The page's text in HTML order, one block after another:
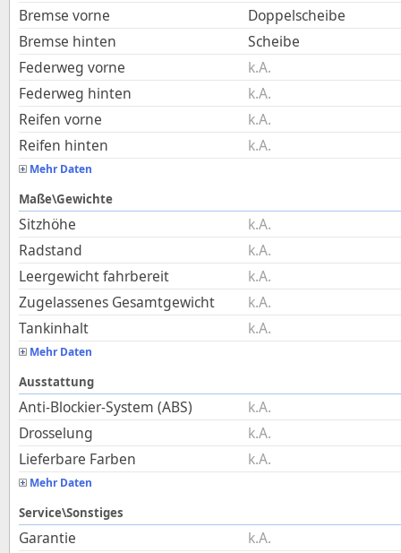
Bremse vorne
Doppelscheibe
Bremse hinten
Scheibe
Federweg vorne
k.A.
Federweg hinten
k.A.
Reifen vorne
k.A.
Reifen hinten
k.A.
Mehr Daten
Maße\Gewichte
Sitzhöhe
k.A.
Radstand
k.A.
Leergewicht fahrbereit
k.A.
Zugelassenes Gesamtgewicht
k.A.
Tankinhalt
k.A.
Mehr Daten
Ausstattung
Anti-Blockier-System (ABS)
k.A.
Drosselung
k.A.
Lieferbare Farben
k.A.
Mehr Daten
Service\Sonstiges
Garantie
k.A.